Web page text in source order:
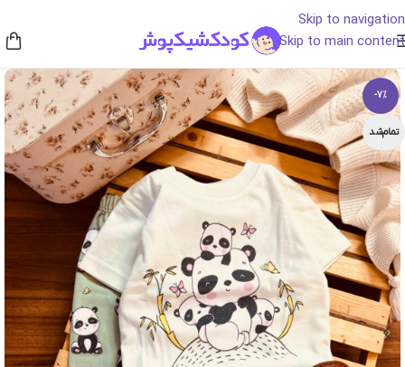
Skip to navigation
Skip to main content
-7%
تمام‌شد